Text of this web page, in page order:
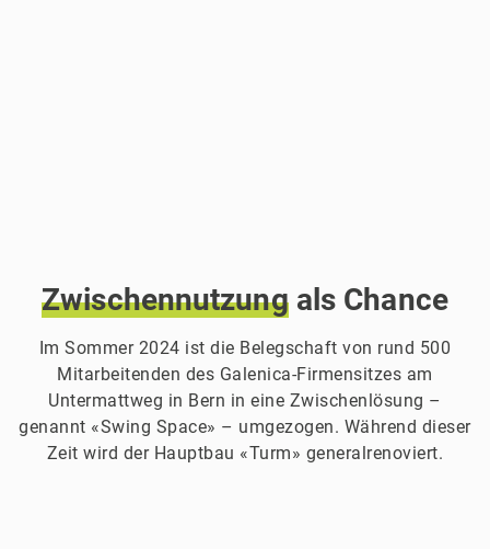
Zwischennutzungals Chance
Im Sommer 2024 ist die Belegschaft von rund 500
Mitarbeitenden des Galenica-Firmensitzes am
Untermattweg in Bern in eine Zwischenlösung –
genannt «Swing Space» – umgezogen. Während dieser
Zeit wird der Hauptbau «Turm» generalrenoviert.